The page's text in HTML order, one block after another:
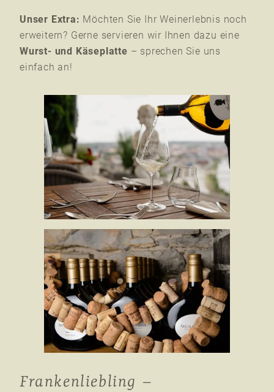
Unser Extra: Möchten Sie Ihr Weinerlebnis noch
erweitern? Gerne servieren wir Ihnen dazu eine
Wurst- und Käseplatte – sprechen Sie uns
einfach an!
Frankenliebling –